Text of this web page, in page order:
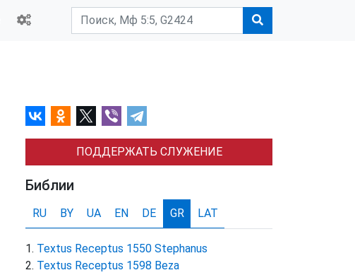
ПОДДЕРЖАТЬ СЛУЖЕНИЕ
Библии
RU BY UA EN DE GR LAT
Textus Receptus 1550 Stephanus
Textus Receptus 1598 Beza